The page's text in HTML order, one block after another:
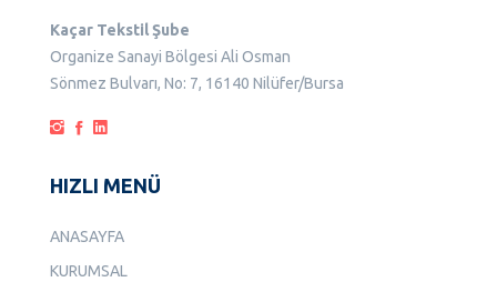
Kaçar Tekstil Şube
Organize Sanayi Bölgesi Ali Osman
Sönmez Bulvarı, No: 7, 16140 Nilüfer/Bursa
HIZLI MENÜ
ANASAYFA
KURUMSAL